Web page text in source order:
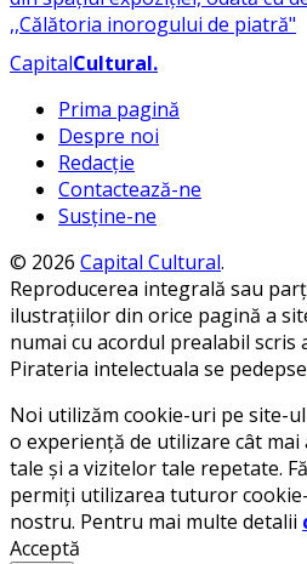
CapitalCultural.
Prima pagină
Despre noi
Redacție
Contactează-ne
Susține-ne
© 2026 Capital Cultural.
Reproducerea integrală sau
ilustrațiilor din orice pagină a
numai cu acordul prealabil scris
Pirateria intelectuala se
Noi utilizăm cookie-uri pe site-
o experiență de utilizare cât
tale și a vizitelor tale repetate.
permiți utilizarea tuturor
nostru. Pentru mai multe detalii
Acceptă